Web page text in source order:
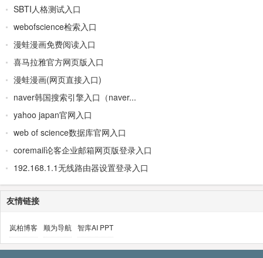
SBTI人格测试入口
webofscience检索入口
漫蛙漫画免费阅读入口
喜马拉雅官方网页版入口
漫蛙漫画(网页直接入口)
naver韩国搜索引擎入口（naver...
yahoo japan官网入口
web of science数据库官网入口
coremail论客企业邮箱网页版登录入口
192.168.1.1无线路由器设置登录入口
友情链接
岚柏博客 顺为导航 智库AI PPT